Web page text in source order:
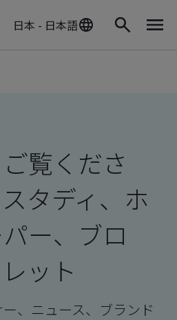
日本 - 日本語
覧くださ
タディ、ホ
ー、ブロ
ット
、ニュース、ブランド